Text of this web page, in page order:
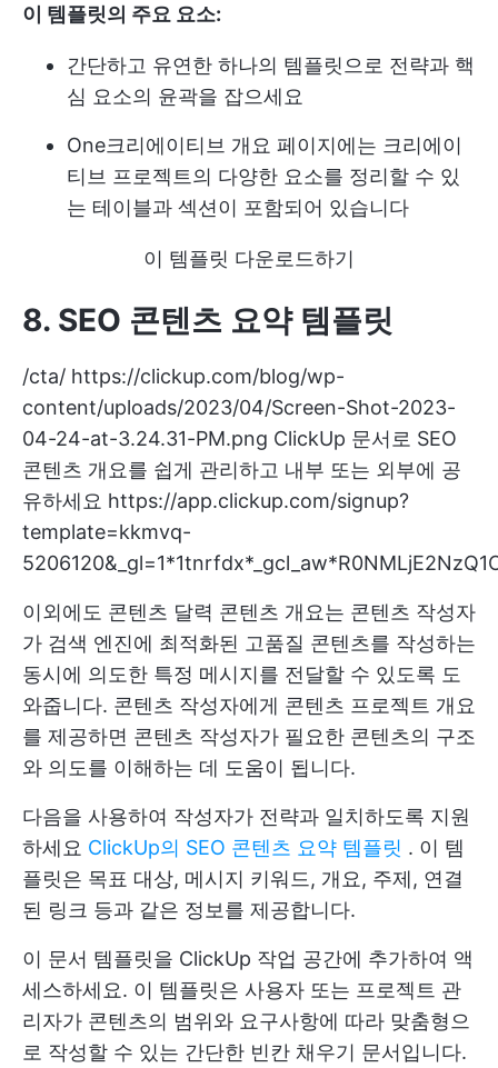
이 템플릿의 주요 요소:
간단하고 유연한 하나의 템플릿으로 전략과 핵
심 요소의 윤곽을 잡으세요
One크리에이티브 개요 페이지에는 크리에이
티브 프로젝트의 다양한 요소를 정리할 수 있
는 테이블과 섹션이 포함되어 있습니다
이 템플릿 다운로드하기
8. SEO 콘텐츠 요약 템플릿
/cta/ https://clickup.com/blog/wp-
content/uploads/2023/04/Screen-Shot-2023-
04-24-at-3.24.31-PM.png ClickUp 문서로 SEO
콘텐츠 개요를 쉽게 관리하고 내부 또는 외부에 공
유하세요 https://app.clickup.com/signup?
template=kkmvq-
이외에도 콘텐츠 달력 콘텐츠 개요는 콘텐츠 작성자
가 검색 엔진에 최적화된 고품질 콘텐츠를 작성하는
동시에 의도한 특정 메시지를 전달할 수 있도록 도
와줍니다. 콘텐츠 작성자에게 콘텐츠 프로젝트 개요
를 제공하면 콘텐츠 작성자가 필요한 콘텐츠의 구조
와 의도를 이해하는 데 도움이 됩니다.
다음을 사용하여 작성자가 전략과 일치하도록 지원
하세요 ClickUp의 SEO 콘텐츠 요약 템플릿 . 이 템
플릿은 목표 대상, 메시지 키워드, 개요, 주제, 연결
된 링크 등과 같은 정보를 제공합니다.
이 문서 템플릿을 ClickUp 작업 공간에 추가하여 액
세스하세요. 이 템플릿은 사용자 또는 프로젝트 관
리자가 콘텐츠의 범위와 요구사항에 따라 맞춤형으
로 작성할 수 있는 간단한 빈칸 채우기 문서입니다.